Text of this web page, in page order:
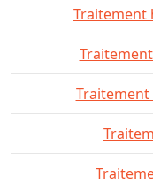
Traitement
Traitement